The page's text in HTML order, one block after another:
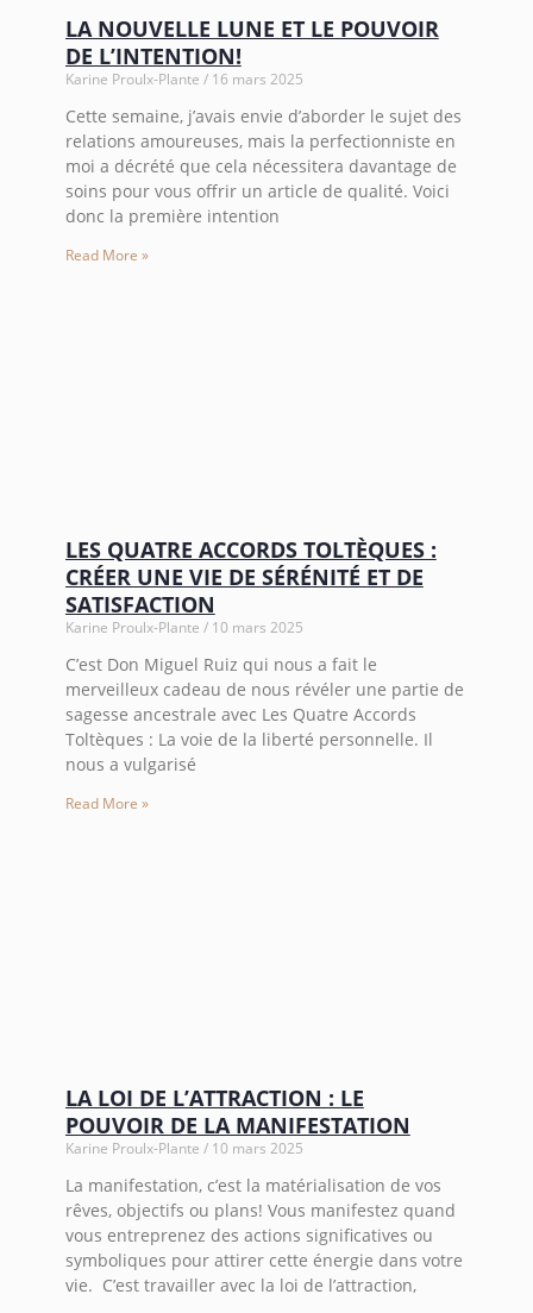
LA NOUVELLE LUNE ET LE POUVOIR
DE L’INTENTION!
Karine Proulx-Plante 16 mars 2025
Cette semaine, j’avais envie d’aborder le sujet des
relations amoureuses, mais la perfectionniste en
moi a décrété que cela nécessitera davantage de
soins pour vous offrir un article de qualité. Voici
donc la première intention
Read More »
LES QUATRE ACCORDS TOLTÈQUES :
CRÉER UNE VIE DE SÉRÉNITÉ ET DE
SATISFACTION
Karine Proulx-Plante 10 mars 2025
C’est Don Miguel Ruiz qui nous a fait le
merveilleux cadeau de nous révéler une partie de
sagesse ancestrale avec Les Quatre Accords
Toltèques : La voie de la liberté personnelle. Il
nous a vulgarisé
Read More »
LA LOI DE L’ATTRACTION : LE
POUVOIR DE LA MANIFESTATION
Karine Proulx-Plante 10 mars 2025
La manifestation, c’est la matérialisation de vos
rêves, objectifs ou plans! Vous manifestez quand
vous entreprenez des actions significatives ou
symboliques pour attirer cette énergie dans votre
vie. C’est travailler avec la loi de l’attraction,